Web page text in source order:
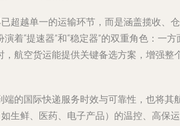
超越单一的运输环节，而是涵盖揽收、
着“提速器”和“稳定器”的双重角色：一
航空货运能提供关键备选方案，增强整
的国际快递服务时效与可靠性，也将其
生鲜、医药、电子产品）的温控、高保